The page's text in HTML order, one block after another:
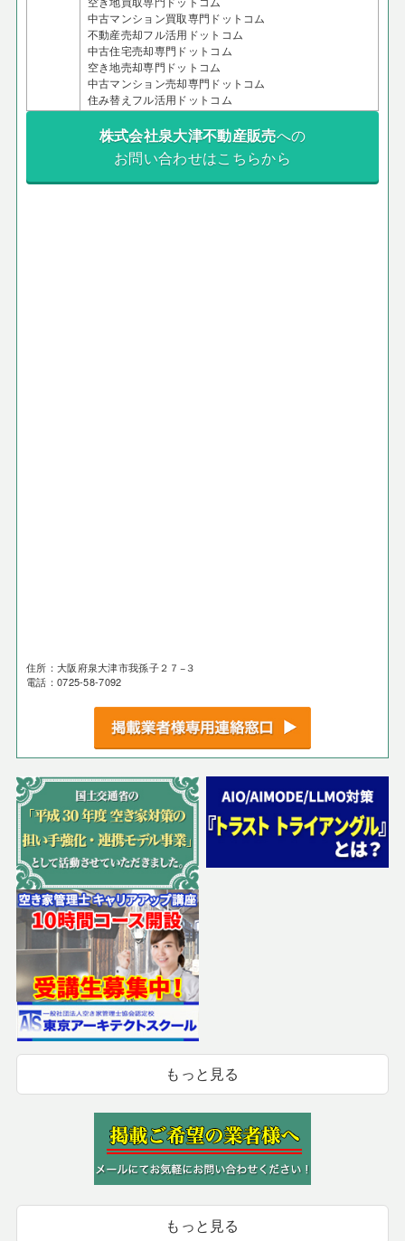
中古マンション買取専門ドットコム
不動産売却フル活用ドットコム
中古住宅売却専門ドットコム
空き地売却専門ドットコム
中古マンション売却専門ドットコム
住み替えフル活用ドットコム
株式会社泉大津不動産販売への
お問い合わせはこちらから
住所：大阪府泉大津市我孫子２７−３
電話：0725-58-7092
もっと見る
もっと見る